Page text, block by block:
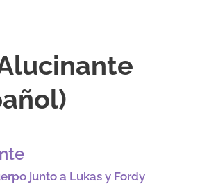
junto a Lukas y Fordy